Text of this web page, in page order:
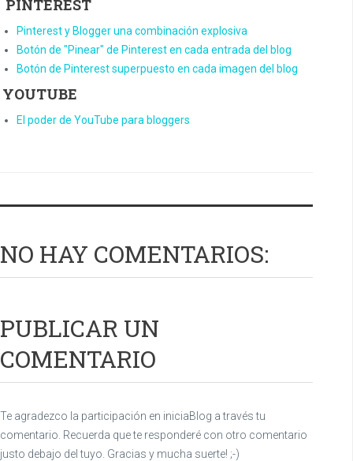
PINTEREST
Pinterest y Blogger una combinación explosiva
Botón de "Pinear" de Pinterest en cada entrada del blog
Botón de Pinterest superpuesto en cada imagen del blog
YOUTUBE
El poder de YouTube para bloggers
NO HAY COMENTARIOS:
PUBLICAR UN
COMENTARIO
Te agradezco la participación en iniciaBlog a través tu
comentario. Recuerda que te responderé con otro comentario
justo debajo del tuyo. Gracias y mucha suerte! ;-)